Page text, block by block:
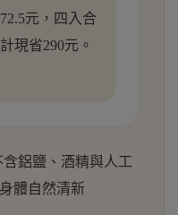
72.5元，四入合
計現省290元。